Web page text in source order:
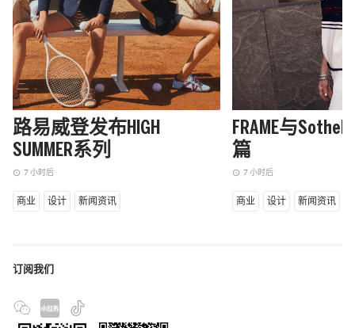
路易威登发布HIGH
SUMMER系列
access_time 7 小时后
商业 设计 新闻资讯
FRAME与
篇
access_time 7 小时后
商业 设计 新闻资讯
订阅我们